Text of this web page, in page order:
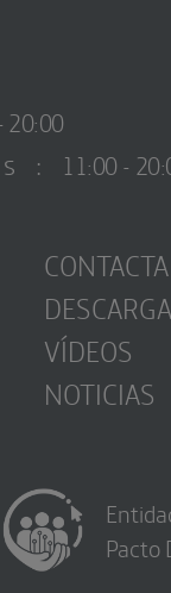
20:00
: 11:00 -
CONTACTA
VÍDEOS
NOTICIAS
Pacto